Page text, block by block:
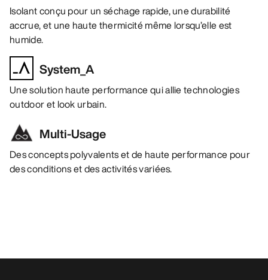
Isolant conçu pour un séchage rapide, une durabilité
accrue, et une haute thermicité même lorsqu’elle est
humide.
System_A
Une solution haute performance qui allie technologies
outdoor et look urbain.
Multi-Usage
Des concepts polyvalents et de haute performance pour
des conditions et des activités variées.